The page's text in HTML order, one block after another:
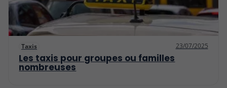
Taxis 23/07/2025
Les taxis pour groupes ou familles
nombreuses